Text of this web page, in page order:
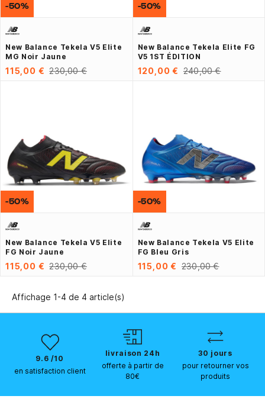
New Balance Tekela V5 Elite
MG Noir Jaune
115,00 € 230,00 €
-50%
New Balance Tekela Elite FG
V5 1ST ÉDITION
120,00 € 240,00 €
-50%
New Balance Tekela V5 Elite
FG Noir Jaune
115,00 € 230,00 €
-50%
New Balance Tekela V5 Elite
FG Bleu Gris
115,00 € 230,00 €
-50%
Affichage 1-4 de 4 article(s)
9.6 /10
en satisfaction client
livraison 24h
offerte à partir de
80€
30 jours
pour retourner vos
produits